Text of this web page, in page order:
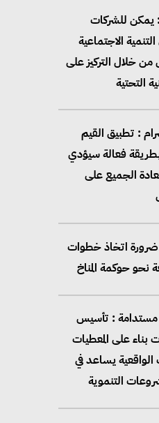
: يمكن للشركات
الاجتماعية
من خلال التركيز على
التحتية
: تطبيق القيم
بطريقة فعالة سيؤدي
الجميع على
اتخاذ خطوات
نحو حوكمة المناخ
مستدامة : تأسيس
بناء على المعطيات
الواقعية يساعد في
التنموية